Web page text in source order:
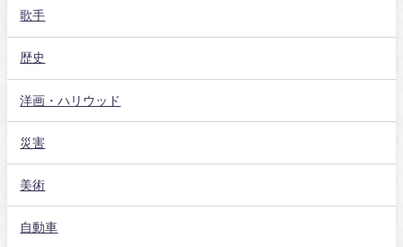
歌手
歴史
洋画・ハリウッド
災害
美術
自動車